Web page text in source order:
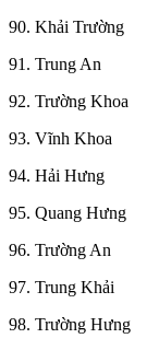
90. Khải Trường
91. Trung An
92. Trường Khoa
93. Vĩnh Khoa
94. Hải Hưng
95. Quang Hưng
96. Trường An
97. Trung Khải
98. Trường Hưng